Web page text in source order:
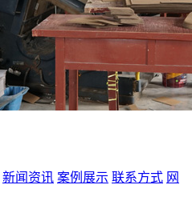
新闻资讯 案例展示 联系方式 网